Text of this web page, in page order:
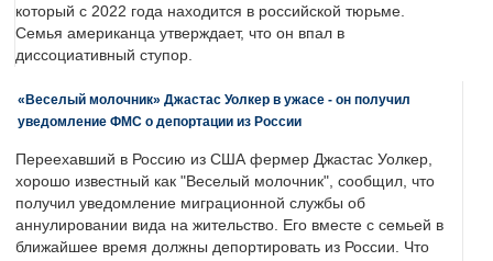
который с 2022 года находится в российской тюрьме.
Семья американца утверждает, что он впал в
диссоциативный ступор.
«Веселый молочник» Джастас Уолкер в ужасе - он получил
уведомление ФМС о депортации из России
Переехавший в Россию из США фермер Джастас Уолкер,
хорошо известный как "Веселый молочник", сообщил, что
получил уведомление миграционной службы об
аннулировании вида на жительство. Его вместе с семьей в
ближайшее время должны депортировать из России. Что